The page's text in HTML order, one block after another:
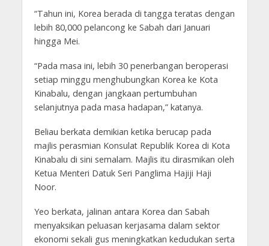
“Tahun ini, Korea berada di tangga teratas dengan
lebih 80,000 pelancong ke Sabah dari Januari
hingga Mei.
“Pada masa ini, lebih 30 penerbangan beroperasi
setiap minggu menghubungkan Korea ke Kota
Kinabalu, dengan jangkaan pertumbuhan
selanjutnya pada masa hadapan,” katanya.
Beliau berkata demikian ketika berucap pada
majlis perasmian Konsulat Republik Korea di Kota
Kinabalu di sini semalam. Majlis itu dirasmikan oleh
Ketua Menteri Datuk Seri Panglima Hajiji Haji
Noor.
Yeo berkata, jalinan antara Korea dan Sabah
menyaksikan peluasan kerjasama dalam sektor
ekonomi sekali gus meningkatkan kedudukan serta